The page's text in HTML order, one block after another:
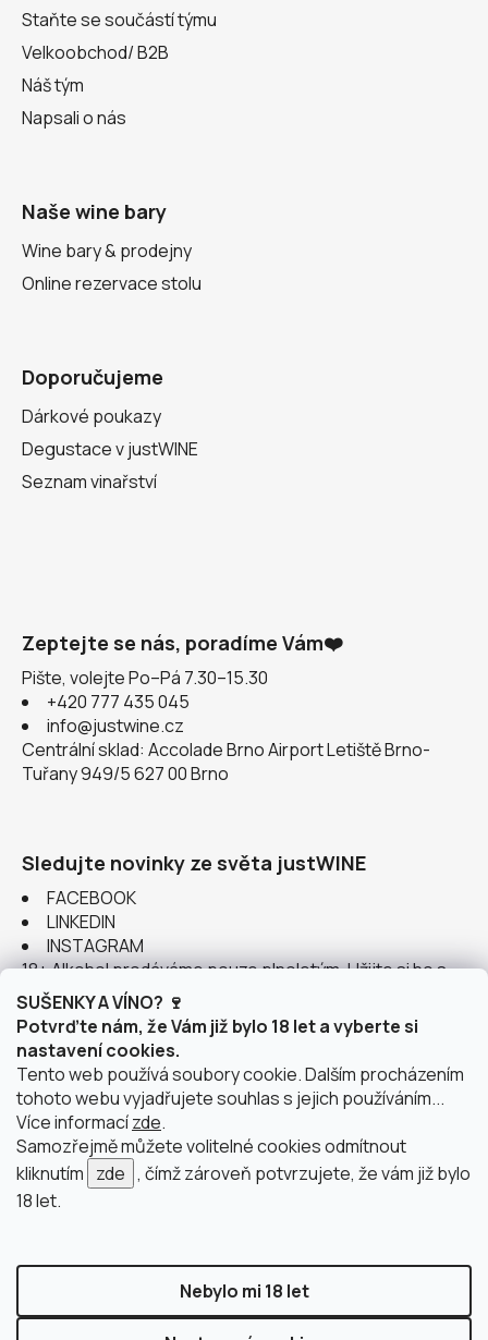
SUŠENKY A VÍNO? 🍷
Potvrďte nám, že Vám již bylo 18 let a vyberte si
nastavení cookies.
Tento web používá soubory cookie. Dalším procházením
tohoto webu vyjadřujete souhlas s jejich používáním...
Více informacízde.
Samozřejmě můžete volitelné cookies odmítnout
kliknutím zde , čímž zároveň potvrzujete, že vám již bylo
18 let.
Nebylo mi 18 let
Staňte se součástí týmu
Velkoobchod/ B2B
Náš tým
Napsali o nás
Naše wine bary
Wine bary & prodejny
Online rezervace stolu
Doporučujeme
Dárkové poukazy
Degustace v justWINE
Seznam vinařství
Zeptejte se nás, poradíme Vám❤️
Pište, volejte Po–Pá 7.30–15.30
+420 777 435 045
info@justwine.cz
Centrální sklad: Accolade Brno Airport Letiště Brno-
Tuřany 949/5 627 00 Brno
Sledujte novinky ze světa justWINE
FACEBOOK
LINKEDIN
INSTAGRAM
18+ Alkohol prodáváme pouze plnoletým. Užijte si ho s
rozumem.
Instagram